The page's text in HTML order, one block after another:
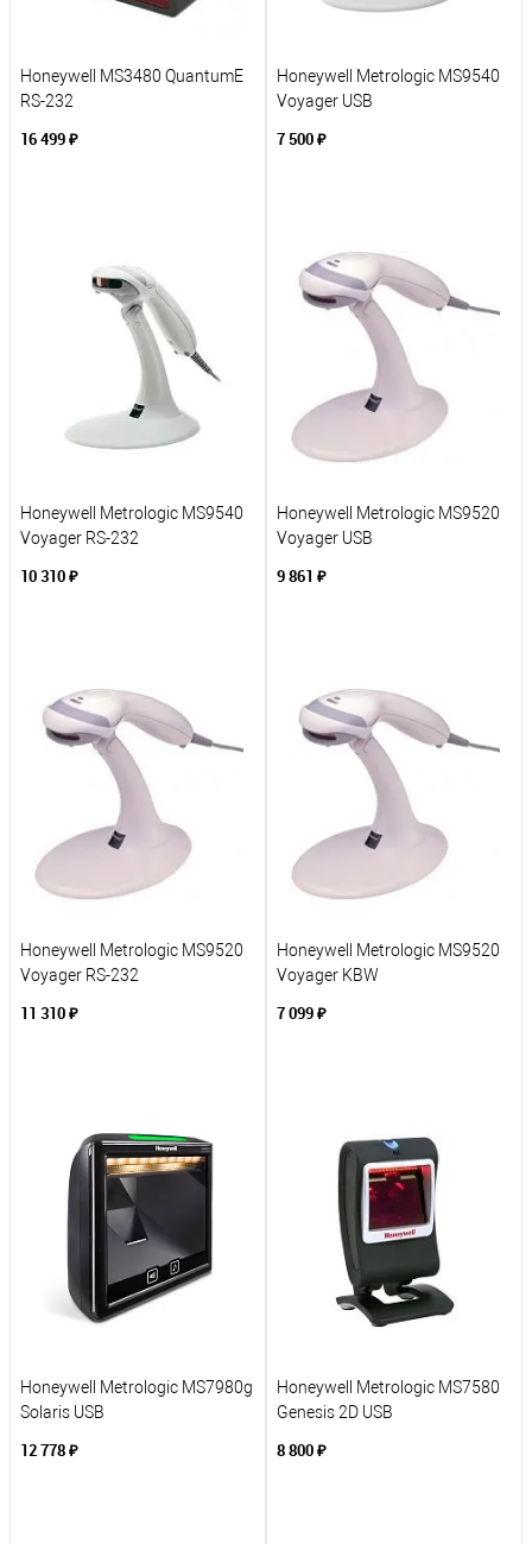
Honeywell MS3480 QuantumE
RS-232
16 499 ₽
К сравнению
В избранное
Honeywell Metrologic MS9540
Voyager USB
7 500 ₽
К сравнению
В избранное
Под заказ
Honeywell Metrologic MS9540
Voyager RS-232
10 310 ₽
К сравнению
В избранное
Под заказ
Honeywell Metrologic MS9520
Voyager USB
9 861 ₽
К сравнению
В избранное
Под заказ
Honeywell Metrologic MS9520
Voyager RS-232
11 310 ₽
К сравнению
В избранное
Под заказ
Honeywell Metrologic MS9520
Voyager KBW
7 099 ₽
К сравнению
В избранное
Под заказ
Honeywell Metrologic MS7980g
Solaris USB
12 778 ₽
Honeywell Metrologic MS7580
Genesis 2D USB
8 800 ₽